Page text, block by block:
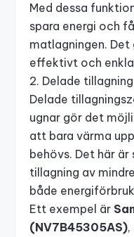
Med dessa
spara energi och
matlagningen.
effektivt och
2. Delade
Delade
ugnar gör det
att bara värma
behövs. Det här
tillagning av
både
Ett exempel är
(NV7B45305AS),